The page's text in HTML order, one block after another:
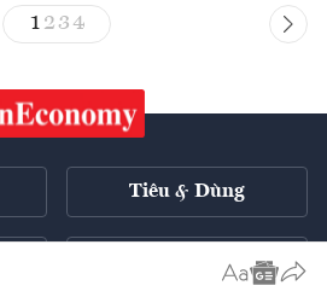
1 23 4
Tiêu & Dùng